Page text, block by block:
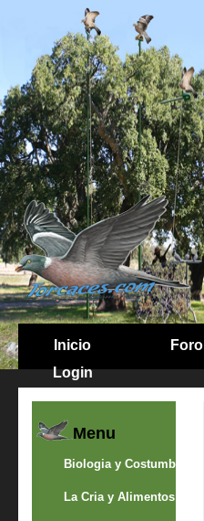
Inicio Foro
Login
Menu
Biologia y Costumbres
La Cria y Alimentos